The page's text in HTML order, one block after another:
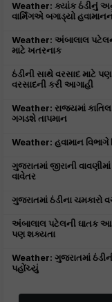
Weather: ક્યાંક ઠંડીનું
વાર્મિંગએ બગાડ્યો
Weather: અંબાલાલ
માટે ખતરનાક
ઠંડીની સાથે વરસાદ માટે
વરસાદની કરી આગાહી
Weather: રાજ્યમાં
ગગડશે તાપમાન
Weather: હવામાન વિભાગે
ગુજરાતમાં જીરાની
વાવેતર
ગુજરાતમાં ઠંડીના
અંબાલાલ પટેલની ઘાતક
પણ શક્યતા
Weather: ગુજરાતમાં
પહોંચ્યું